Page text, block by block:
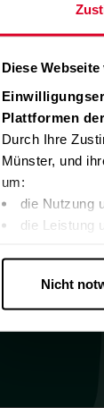
Diese
Plattformen
Durch Ihre
Münster, und
um:
die Nutzung
die Leistung
Diese
nutzen. Ihre
Nicht